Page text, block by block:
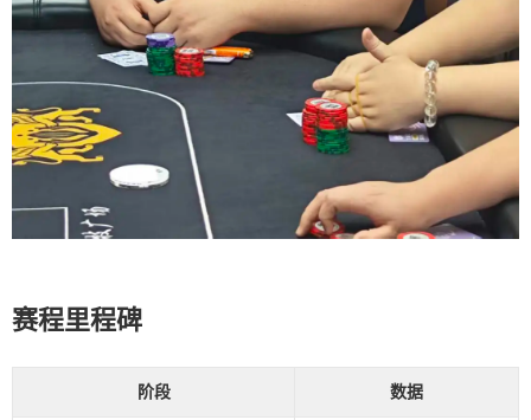
赛程里程碑
阶段 数据